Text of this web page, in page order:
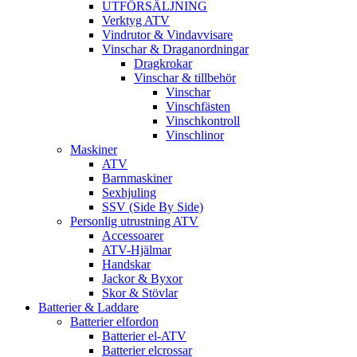
UTFÖRSÄLJNING
Verktyg ATV
Vindrutor & Vindavvisare
Vinschar & Draganordningar
Dragkrokar
Vinschar & tillbehör
Vinschar
Vinschfästen
Vinschkontroll
Vinschlinor
Maskiner
ATV
Barnmaskiner
Sexhjuling
SSV (Side By Side)
Personlig utrustning ATV
Accessoarer
ATV-Hjälmar
Handskar
Jackor & Byxor
Skor & Stövlar
Batterier & Laddare
Batterier elfordon
Batterier el-ATV
Batterier elcrossar